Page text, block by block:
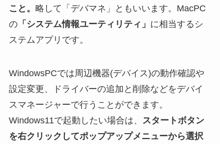
こと。 略して「デバマネ」ともいいます。MacPC
の「システム情報ユーティリティ」 に相当するシ
ステムアプリです。
WindowsPCでは周辺機器(デバイス)の動作確認や
設定変更、ドライバーの追加と削除などをデバイ
スマネージャーで行うことができます。
Windows11で起動したい場合は、
スタートボタン
を右クリックしてポップアップメニューから選択